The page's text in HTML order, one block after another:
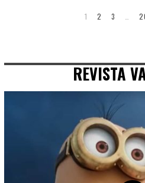
1 2 3
REVISTA